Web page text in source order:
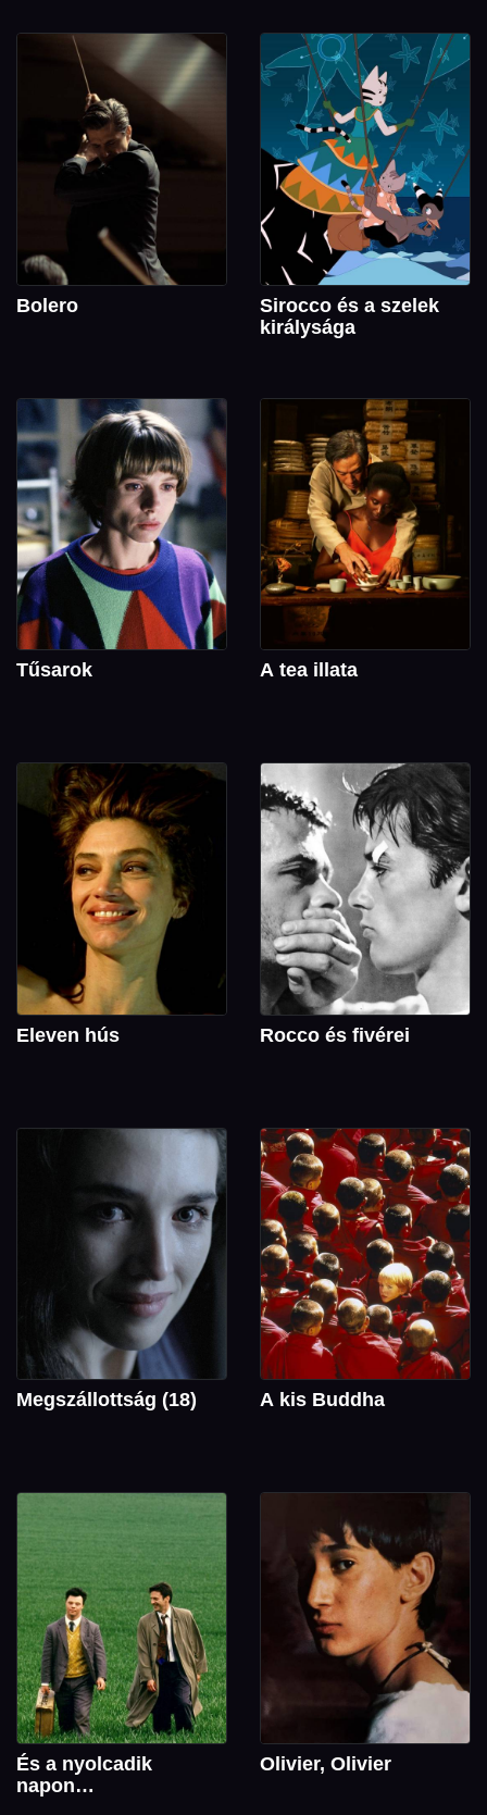
Bolero
Sirocco és a szelek
királysága
Tűsarok A tea illata
Eleven hús Rocco és fivérei
Megszállottság (18) A kis Buddha
És a nyolcadik
napon…
Olivier, Olivier